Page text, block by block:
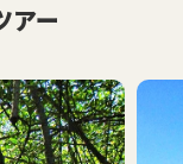
アー